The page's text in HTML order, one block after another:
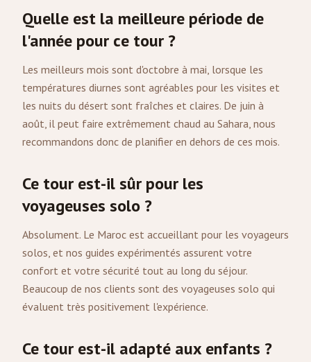
Quelle est la meilleure période de
l'année pour ce tour ?
Les meilleurs mois sont d'octobre à mai, lorsque les
températures diurnes sont agréables pour les visites et
les nuits du désert sont fraîches et claires. De juin à
août, il peut faire extrêmement chaud au Sahara, nous
recommandons donc de planifier en dehors de ces mois.
Ce tour est-il sûr pour les
voyageuses solo ?
Absolument. Le Maroc est accueillant pour les voyageurs
solos, et nos guides expérimentés assurent votre
confort et votre sécurité tout au long du séjour.
Beaucoup de nos clients sont des voyageuses solo qui
évaluent très positivement l'expérience.
Ce tour est-il adapté aux enfants ?